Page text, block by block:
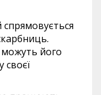
можуть його
своєї